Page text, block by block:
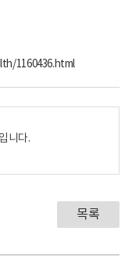
1160436.html
니다.
목록